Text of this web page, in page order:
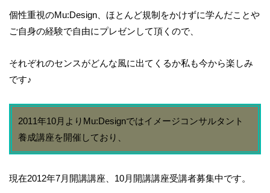
個性重視のMu:Design、ほとんど規制をかけずに学んだことや
ご自身の経験で自由にプレゼンして頂くので、
それぞれのセンスがどんな風に出てくるか私も今から楽しみ
です♪
2011年10月よりMu:Designではイメージコンサルタント
養成講座を開催しており、
現在2012年7月開講講座、10月開講講座受講者募集中です。